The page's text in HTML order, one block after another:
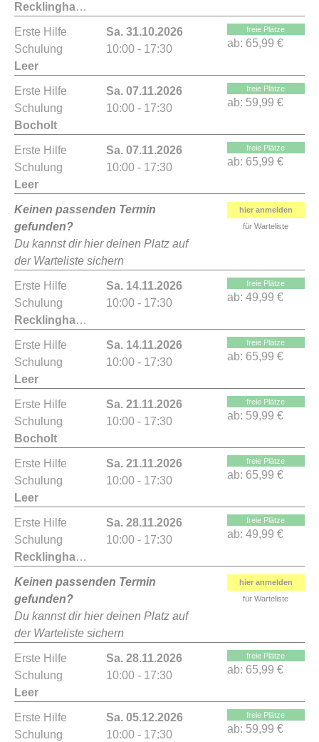
Recklinghausen
Erste Hilfe
Schulung
Leer
Sa. 31.10.2026
10:00 - 17:30
freie Plätze
ab: 65,99 €
Erste Hilfe
Schulung
Bocholt
Sa. 07.11.2026
10:00 - 17:30
freie Plätze
ab: 59,99 €
Erste Hilfe
Schulung
Leer
Sa. 07.11.2026
10:00 - 17:30
freie Plätze
ab: 65,99 €
Keinen passenden Termin
gefunden?
Du kannst dir hier deinen Platz auf
der Warteliste sichern
hier anmelden
für Warteliste
Erste Hilfe
Schulung
Recklinghausen
Sa. 14.11.2026
10:00 - 17:30
freie Plätze
ab: 49,99 €
Erste Hilfe
Schulung
Leer
Sa. 14.11.2026
10:00 - 17:30
freie Plätze
ab: 65,99 €
Erste Hilfe
Schulung
Bocholt
Sa. 21.11.2026
10:00 - 17:30
freie Plätze
ab: 59,99 €
Erste Hilfe
Schulung
Leer
Sa. 21.11.2026
10:00 - 17:30
freie Plätze
ab: 65,99 €
Erste Hilfe
Schulung
Recklinghausen
Sa. 28.11.2026
10:00 - 17:30
freie Plätze
ab: 49,99 €
Keinen passenden Termin
gefunden?
Du kannst dir hier deinen Platz auf
der Warteliste sichern
hier anmelden
für Warteliste
Erste Hilfe
Schulung
Leer
Sa. 28.11.2026
10:00 - 17:30
freie Plätze
ab: 65,99 €
Erste Hilfe
Schulung
Sa. 05.12.2026
10:00 - 17:30
freie Plätze
ab: 59,99 €